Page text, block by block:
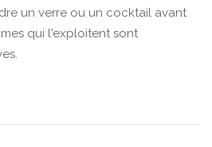
un verre ou un cocktail avant
qui l'exploitent sont